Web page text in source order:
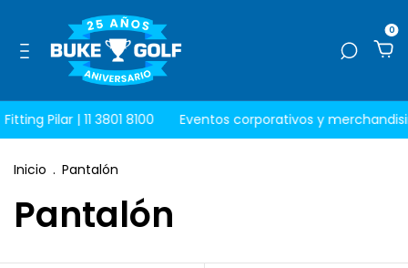
0
Pilar | 11 3801 8100 Eventos corporativos y merchandising
Inicio . Pantalón
Pantalón